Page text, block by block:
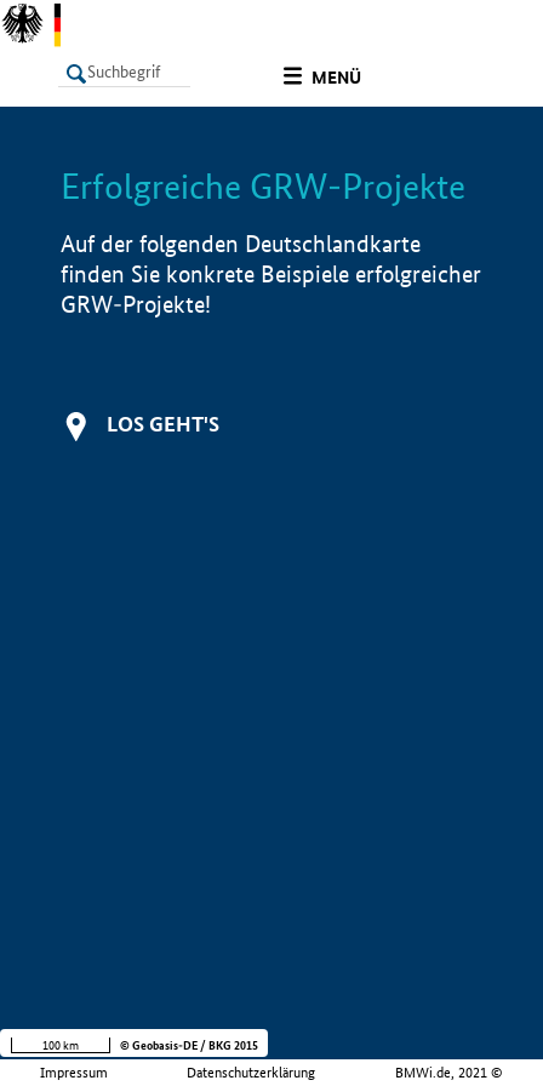
MENÜ
LISTE Info
Erfolgreiche GRW-Projekte
Auf der folgenden Deutschlandkarte
finden Sie konkrete Beispiele erfolgreicher
GRW-Projekte!
LOS GEHT'S
Impressum Datenschutzerklärung BMWi.de, 2021 ©
100 km © Geobasis-DE / BKG 2015